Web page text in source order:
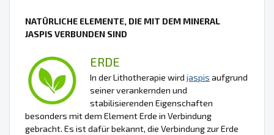
NATÜRLICHE ELEMENTE, DIE MIT DEM MINERAL
JASPIS VERBUNDEN SIND
ERDE
In der Lithotherapie wird jaspis aufgrund
seiner verankernden und
stabilisierenden Eigenschaften
besonders mit dem Element Erde in Verbindung
gebracht. Es ist dafür bekannt, die Verbindung zur Erde